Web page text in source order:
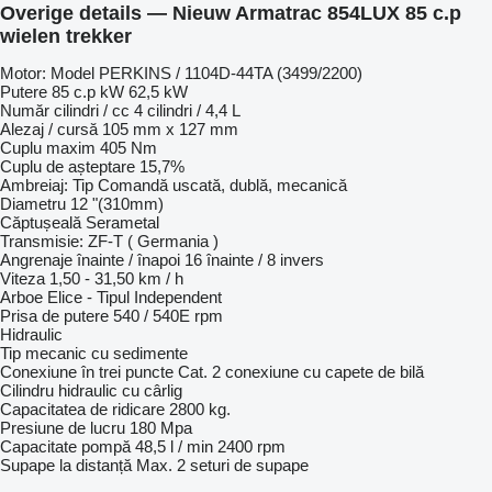
Overige details — Nieuw Armatrac 854LUX 85 c.p
wielen trekker
Motor: Model PERKINS / 1104D-44TA (3499/2200)
Putere 85 c.p kW 62,5 kW
Număr cilindri / cc 4 cilindri / 4,4 L
Alezaj / cursă 105 mm x 127 mm
Cuplu maxim 405 Nm
Cuplu de așteptare 15,7%
Ambreiaj: Tip Comandă uscată, dublă, mecanică
Diametru 12 "(310mm)
Căptușeală Serametal
Transmisie: ZF-T ( Germania )
Angrenaje înainte / înapoi 16 înainte / 8 invers
Viteza 1,50 - 31,50 km / h
Arboe Elice - Tipul Independent
Prisa de putere 540 / 540E rpm
Hidraulic
Tip mecanic cu sedimente
Conexiune în trei puncte Cat. 2 conexiune cu capete de bilă
Cilindru hidraulic cu cârlig
Capacitatea de ridicare 2800 kg.
Presiune de lucru 180 Mpa
Capacitate pompă 48,5 l / min 2400 rpm
Supape la distanță Max. 2 seturi de supape